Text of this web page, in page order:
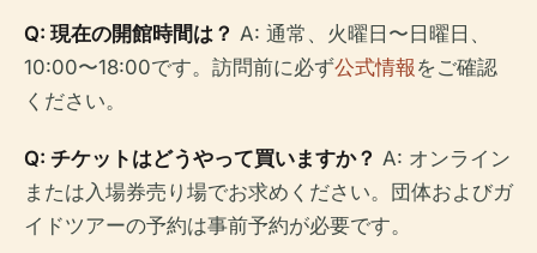
Q: 現在の開館時間は？ A: 通常、火曜日〜日曜日、
10:00〜18:00です。訪問前に必ず公式情報 をご確認
ください。
Q: チケットはどうやって買いますか？ A: オンライン
または入場券売り場でお求めください。団体およびガ
イドツアーの予約は事前予約が必要です。